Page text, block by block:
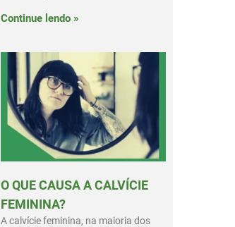
Continue lendo »
O QUE CAUSA A CALVÍCIE
FEMININA?
A calvície feminina, na maioria dos